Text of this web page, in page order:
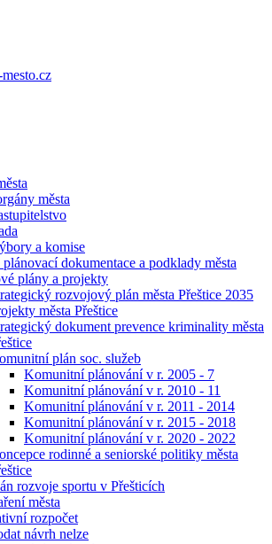
města
a komise
dokumentace a podklady města
plány a projekty
rozvojový plán města Přeštice 2035
města Přeštice
dokument prevence kriminality města
plán soc. služeb
Komunitní plánování v r. 2005 - 7
Komunitní plánování v r. 2010 - 11
Komunitní plánování v r. 2011 - 2014
Komunitní plánování v r. 2015 - 2018
Komunitní plánování v r. 2020 - 2022
rodinné a seniorské politiky města
rozvoje sportu v Přešticích
města
rozpočet
návrh nelze